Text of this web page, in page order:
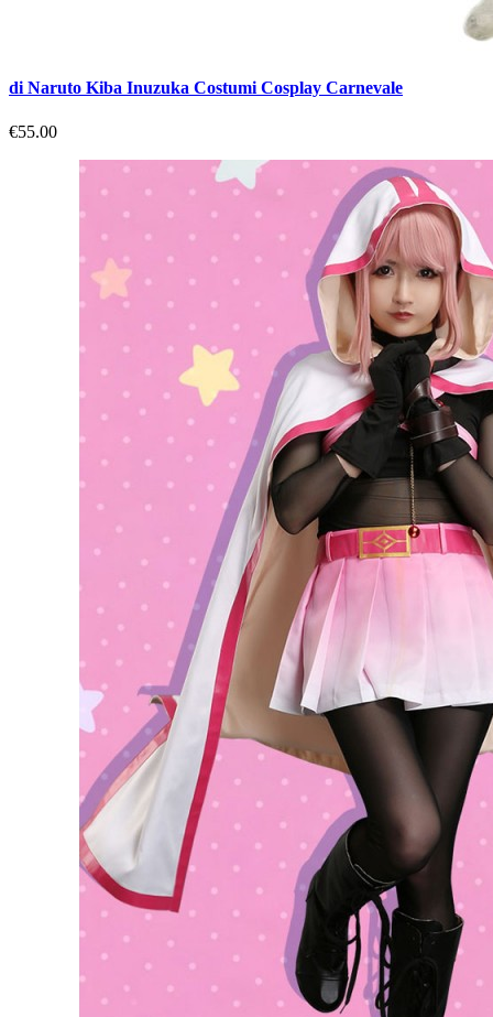
di Naruto Kiba Inuzuka Costumi Cosplay Carnevale
€55.00